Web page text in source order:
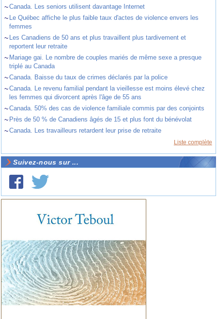
~Canada. Les seniors utilisent davantage Internet
~ Le Québec affiche le plus faible taux d'actes de violence envers les
femmes
~ Les Canadiens de 50 ans et plus travaillent plus tardivement et
reportent leur retraite
~ Mariage gai. Le nombre de couples mariés de même sexe a presque
triplé au Canada
~Canada. Baisse du taux de crimes déclarés par la police
~Canada. Le revenu familial pendant la vieillesse est moins élevé chez
les femmes qui divorcent après l'âge de 55 ans
~Canada. 50% des cas de violence familiale commis par des conjoints
~ Près de 50 % de Canadiens âgés de 15 et plus font du bénévolat
~Canada. Les travailleurs retardent leur prise de retraite
Liste complète
Suivez-nous sur ...